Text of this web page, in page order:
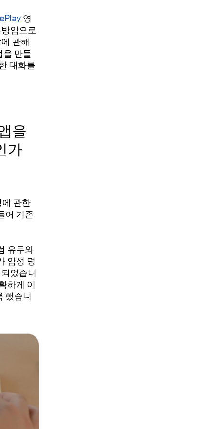
영
암으로
관해
을 만들
대화를
을
가
에 관한
어 기존
유두와
암성 덩
었습니
하게 이
했습니